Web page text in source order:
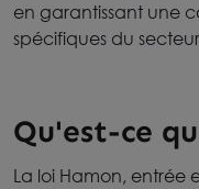
en garantissant une
spécifiques du
Qu'est-ce
La loi Hamon, entrée